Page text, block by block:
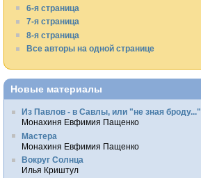
6-я страница
7-я страница
8-я страница
Все авторы на одной странице
Новые материалы
Из Павлов - в Савлы, или "не зная броду..."
Монахиня Евфимия Пащенко
Мастера
Монахиня Евфимия Пащенко
Вокруг Солнца
Илья Криштул